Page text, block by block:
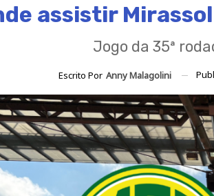
assistir
Jogo da 35ª
Escrito Por Anny Malagolini